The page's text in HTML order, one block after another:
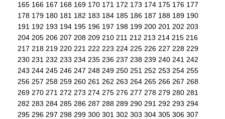
165 166 167 168 169 170 171 172 173 174 175 176 177
178 179 180 181 182 183 184 185 186 187 188 189 190
191 192 193 194 195 196 197 198 199 200 201 202 203
204 205 206 207 208 209 210 211 212 213 214 215 216
217 218 219 220 221 222 223 224 225 226 227 228 229
230 231 232 233 234 235 236 237 238 239 240 241 242
243 244 245 246 247 248 249 250 251 252 253 254 255
256 257 258 259 260 261 262 263 264 265 266 267 268
269 270 271 272 273 274 275 276 277 278 279 280 281
282 283 284 285 286 287 288 289 290 291 292 293 294
295 296 297 298 299 300 301 302 303 304 305 306 307